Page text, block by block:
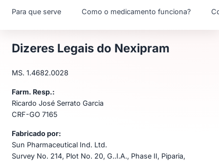
Para que serve Como o medicamento funciona?
Dizeres Legais do Nexipram
MS. 1.4682.0028
Farm. Resp.:
Ricardo José Serrato Garcia
CRF-GO 7165
Fabricado por:
Sun Pharmaceutical Ind. Ltd.
Survey No. 214, Plot No. 20, G..I.A., Phase II, Piparia,